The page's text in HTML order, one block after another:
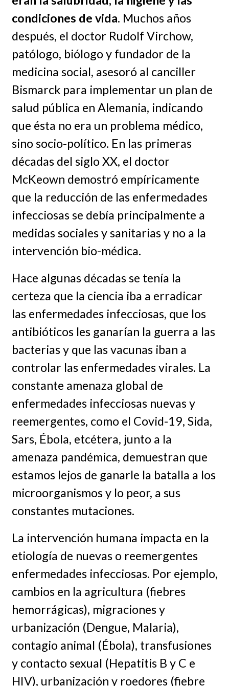
condiciones de vida. Muchos años
después, el doctor Rudolf Virchow,
patólogo, biólogo y fundador de la
medicina social, asesoró al canciller
Bismarck para implementar un plan de
salud pública en Alemania, indicando
que ésta no era un problema médico,
sino socio-político. En las primeras
décadas del siglo XX, el doctor
McKeown demostró empíricamente
que la reducción de las enfermedades
infecciosas se debía principalmente a
medidas sociales y sanitarias y no a la
intervención bio-médica.
Hace algunas décadas se tenía la
certeza que la ciencia iba a erradicar
las enfermedades infecciosas, que los
antibióticos les ganarían la guerra a las
bacterias y que las vacunas iban a
controlar las enfermedades virales. La
constante amenaza global de
enfermedades infecciosas nuevas y
reemergentes, como el Covid-19, Sida,
Sars, Ébola, etcétera, junto a la
amenaza pandémica, demuestran que
estamos lejos de ganarle la batalla a los
microorganismos y lo peor, a sus
constantes mutaciones.
La intervención humana impacta en la
etiología de nuevas o reemergentes
enfermedades infecciosas. Por ejemplo,
cambios en la agricultura (fiebres
hemorrágicas), migraciones y
urbanización (Dengue, Malaria),
contagio animal (Ébola), transfusiones
y contacto sexual (Hepatitis B y C e
HIV), urbanización y roedores (fiebre